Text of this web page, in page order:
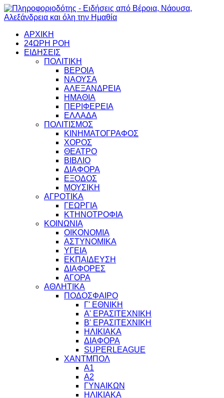
ΑΡΧΙΚΗ
24ΩΡΗ ΡΟΗ
ΕΙΔΗΣΕΙΣ
ΠΟΛΙΤΙΚΗ
ΒΕΡΟΙΑ
ΝΑΟΥΣΑ
ΑΛΕΞΑΝΔΡΕΙΑ
ΗΜΑΘΙΑ
ΠΕΡΙΦΕΡΕΙΑ
ΕΛΛΑΔΑ
ΠΟΛΙΤΙΣΜΟΣ
ΚΙΝΗΜΑΤΟΓΡΑΦΟΣ
ΧΟΡΟΣ
ΘΕΑΤΡΟ
ΒΙΒΛΙΟ
ΔΙΑΦΟΡΑ
ΕΞΟΔΟΣ
ΜΟΥΣΙΚΗ
ΑΓΡΟΤΙΚΑ
ΓΕΩΡΓΙΑ
ΚΤΗΝΟΤΡΟΦΙΑ
ΚΟΙΝΩΝΙΑ
ΟΙΚΟΝΟΜΙΑ
ΑΣΤΥΝΟΜΙΚΑ
ΥΓΕΙΑ
ΕΚΠΑΙΔΕΥΣΗ
ΔΙΑΦΟΡΕΣ
ΑΓΟΡΑ
ΑΘΛΗΤΙΚΑ
ΠΟΔΟΣΦΑΙΡΟ
Γ' ΕΘΝΙΚΗ
Α' ΕΡΑΣΙΤΕΧΝΙΚΗ
Β' ΕΡΑΣΙΤΕΧΝΙΚΗ
ΗΛΙΚΙΑΚΑ
ΔΙΑΦΟΡΑ
SUPERLEAGUE
ΧΑΝΤΜΠΟΛ
Α1
Α2
ΓΥΝΑΙΚΩΝ
ΗΛΙΚΙΑΚΑ